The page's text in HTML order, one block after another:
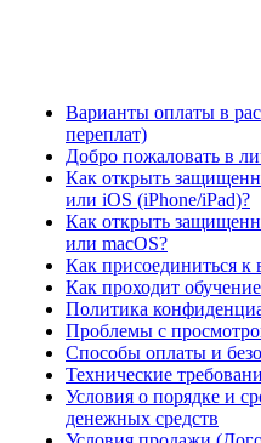
Варианты оплаты в
переплат)
Добро пожаловать в
Как открыть
или iOS (iPhone/iPad)?
Как открыть
или macOS?
Как присоединиться к
Как проходит
Политика
Проблемы с
Способы оплаты и
Технические
Условия о порядке и
денежных средств